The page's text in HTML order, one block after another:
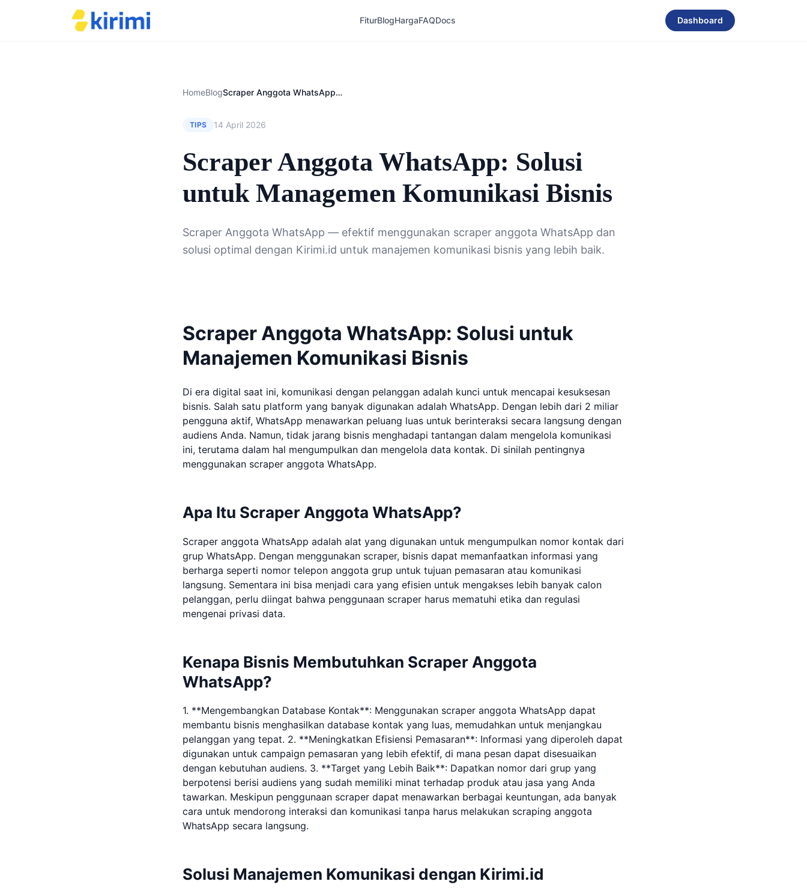
FiturBlogHargaFAQDocs Dashboard
HomeBlog Scraper Anggota WhatsApp: Solusi untuk Managemen Komunikasi Bisnis
TIPS 14 April 2026
Scraper Anggota WhatsApp: Solusi
untuk Managemen Komunikasi Bisnis
Scraper Anggota WhatsApp — efektif menggunakan scraper anggota WhatsApp dan
solusi optimal dengan Kirimi.id untuk manajemen komunikasi bisnis yang lebih baik.
Scraper Anggota WhatsApp: Solusi untuk
Manajemen Komunikasi Bisnis
Di era digital saat ini, komunikasi dengan pelanggan adalah kunci untuk mencapai kesuksesan
bisnis. Salah satu platform yang banyak digunakan adalah WhatsApp. Dengan lebih dari 2 miliar
pengguna aktif, WhatsApp menawarkan peluang luas untuk berinteraksi secara langsung dengan
audiens Anda. Namun, tidak jarang bisnis menghadapi tantangan dalam mengelola komunikasi
ini, terutama dalam hal mengumpulkan dan mengelola data kontak. Di sinilah pentingnya
menggunakan scraper anggota WhatsApp.
Apa Itu Scraper Anggota WhatsApp?
Scraper anggota WhatsApp adalah alat yang digunakan untuk mengumpulkan nomor kontak dari
grup WhatsApp. Dengan menggunakan scraper, bisnis dapat memanfaatkan informasi yang
berharga seperti nomor telepon anggota grup untuk tujuan pemasaran atau komunikasi
langsung. Sementara ini bisa menjadi cara yang efisien untuk mengakses lebih banyak calon
pelanggan, perlu diingat bahwa penggunaan scraper harus mematuhi etika dan regulasi
mengenai privasi data.
Kenapa Bisnis Membutuhkan Scraper Anggota
WhatsApp?
1. **Mengembangkan Database Kontak**: Menggunakan scraper anggota WhatsApp dapat
membantu bisnis menghasilkan database kontak yang luas, memudahkan untuk menjangkau
pelanggan yang tepat. 2. **Meningkatkan Efisiensi Pemasaran**: Informasi yang diperoleh dapat
digunakan untuk campaign pemasaran yang lebih efektif, di mana pesan dapat disesuaikan
dengan kebutuhan audiens. 3. **Target yang Lebih Baik**: Dapatkan nomor dari grup yang
berpotensi berisi audiens yang sudah memiliki minat terhadap produk atau jasa yang Anda
tawarkan. Meskipun penggunaan scraper dapat menawarkan berbagai keuntungan, ada banyak
cara untuk mendorong interaksi dan komunikasi tanpa harus melakukan scraping anggota
WhatsApp secara langsung.
Solusi Manajemen Komunikasi dengan Kirimi.id